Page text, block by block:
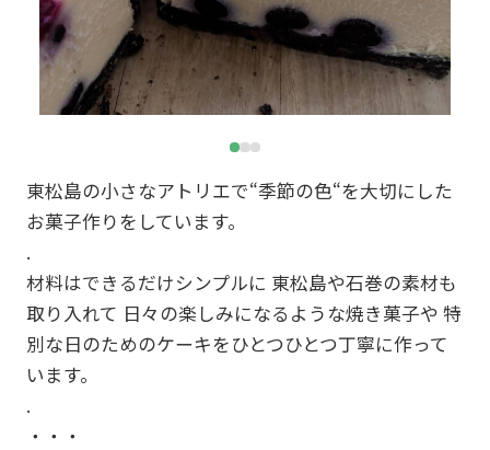
東松島の小さなアトリエで“季節の色“を大切にした
お菓子作りをしています。
.
材料はできるだけシンプルに 東松島や石巻の素材も
取り入れて 日々の楽しみになるような焼き菓子や 特
別な日のためのケーキをひとつひとつ丁寧に作って
います。
.
・・・